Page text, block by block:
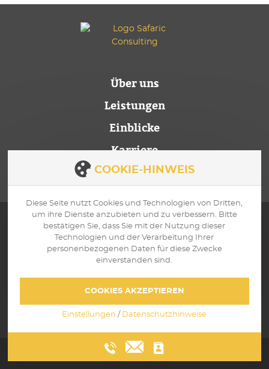
Über uns
Leistungen
Einblicke
Karriere
Kontakt
SCHREIBEN SIE
info@safaric-
consulting.com
WIR SIND
ERREICHBAR
Zum
Kontaktformular
© 2026 Safaric Consulting |Datenschutz
COOKIE-HINWEIS
Diese Seite nutzt Cookies und Technologien von Dritten,
um ihre Dienste anzubieten und zu verbessern. Bitte
bestätigen Sie, dass Sie mit der Nutzung dieser
Technologien und der Verarbeitung Ihrer
personenbezogenen Daten für diese Zwecke
einverstanden sind.
COOKIES AKZEPTIEREN
Einstellungen / Datenschutzhinweise